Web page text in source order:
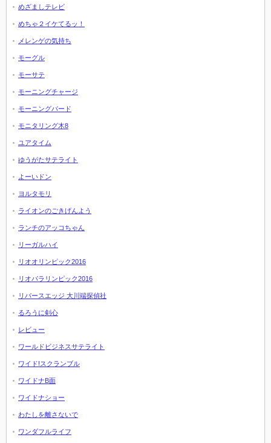
めざましテレビ
めちゃ２イケてるッ！
メレンゲの気持ち
モーグル
モーサテ
モーニングチャージ
モーニングバード
モニタリング木8
ユアタイム
ゆうがたサテライト
よーいドン
ヨルタモリ
ライオンのごきげんよう
ランチのアッコちゃん
リーガルハイ
リオオリンピック2016
リオパラリンピック2016
リバースエッジ 大川端探偵社
るろうに剣心
レビュー
ワールドビジネスサテライト
ワイド!スクランブル
ワイドナB面
ワイドナショー
わたしを離さないで
ワンダフルライフ